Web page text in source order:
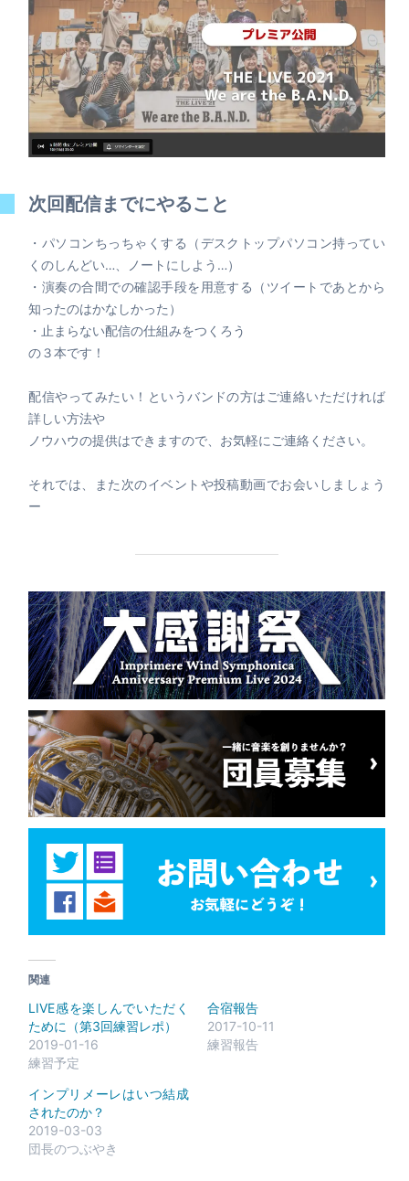
次回配信までにやること
・パソコンちっちゃくする（デスクトップパソコン持ってい
くのしんどい…、ノートにしよう…）
・演奏の合間での確認手段を用意する（ツイートであとから
知ったのはかなしかった）
・止まらない配信の仕組みをつくろう
の３本です！
配信やってみたい！というバンドの方はご連絡いただければ
詳しい方法や
ノウハウの提供はできますので、お気軽にご連絡ください。
それでは、また次のイベントや投稿動画でお会いしましょう
ー
関連
LIVE感を楽しんでいただく
ために（第3回練習レポ）
2019-01-16
練習予定
合宿報告
2017-10-11
練習報告
インプリメーレはいつ結成
されたのか？
2019-03-03
団長のつぶやき